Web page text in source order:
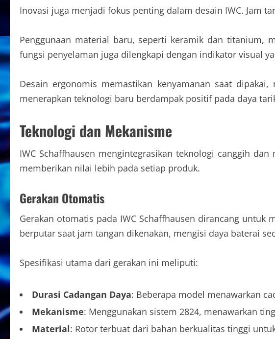
Inovasi juga menjadi fokus penting dalam desain IWC. Jam
Penggunaan material baru, seperti keramik dan titanium,
fungsi penyelaman juga dilengkapi dengan indikator visual
Desain ergonomis memastikan kenyamanan saat
menerapkan teknologi baru berdampak positif pada daya
Teknologi dan Mekanisme
IWC Schaffhausen mengintegrasikan teknologi canggih
memberikan nilai lebih pada setiap produk.
Gerakan Otomatis
Gerakan otomatis pada IWC Schaffhausen dirancang
berputar saat jam tangan dikenakan, mengisi daya baterai
Spesifikasi utama dari gerakan ini meliputi:
Durasi Cadangan Daya: Beberapa model menawarkan
Mekanisme: Menggunakan sistem 2824, menawarkan
Material: Rotor terbuat dari bahan berkualitas tinggi